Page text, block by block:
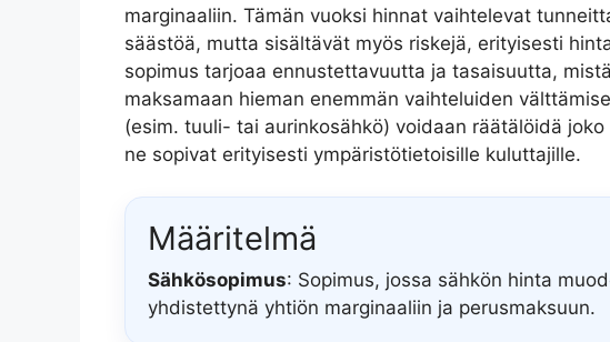
marginaaliin. Tämän vuoksi hinnat vaihtelevat
säästöä, mutta sisältävät myös riskejä, erityisesti
sopimus tarjoaa ennustettavuutta ja tasaisuutta,
maksamaan hieman enemmän vaihteluiden
(esim. tuuli- tai aurinkosähkö) voidaan räätälöidä
ne sopivat erityisesti ympäristötietoisille kuluttajille.
Määritelmä
Sähkösopimus: Sopimus, jossa sähkön hinta
yhdistettynä yhtiön marginaaliin ja perusmaksuun.